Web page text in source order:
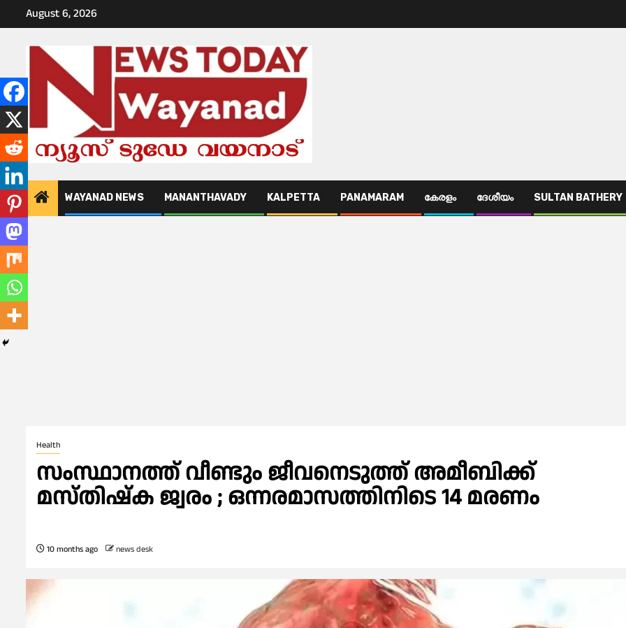
to
August 6, 2026
WAYANAD NEWS MANANTHAVADY KALPETTA PANAMARAM കേരളം ദേശീയം SULTAN BATHERY
Health
സംസ്ഥാനത്ത് വീണ്ടും ജീവനെടുത്ത് അമീബിക്ക്
മസ്തിഷ്ക ജ്വരം ; ഒന്നരമാസത്തിനിടെ 14 മരണം
10 months ago news desk